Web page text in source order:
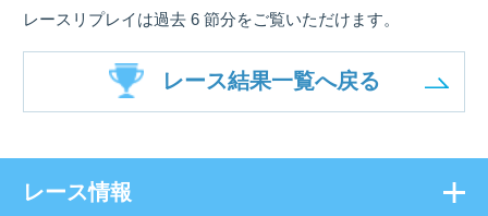
レースリプレイは過去 6 節分をご覧いただけます。
レース結果一覧へ戻る
レース情報